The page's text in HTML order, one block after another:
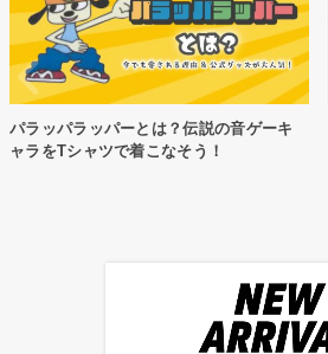
パラッパラッパーとは？伝説の音ゲーキ
ャラをTシャツで着こなそう！